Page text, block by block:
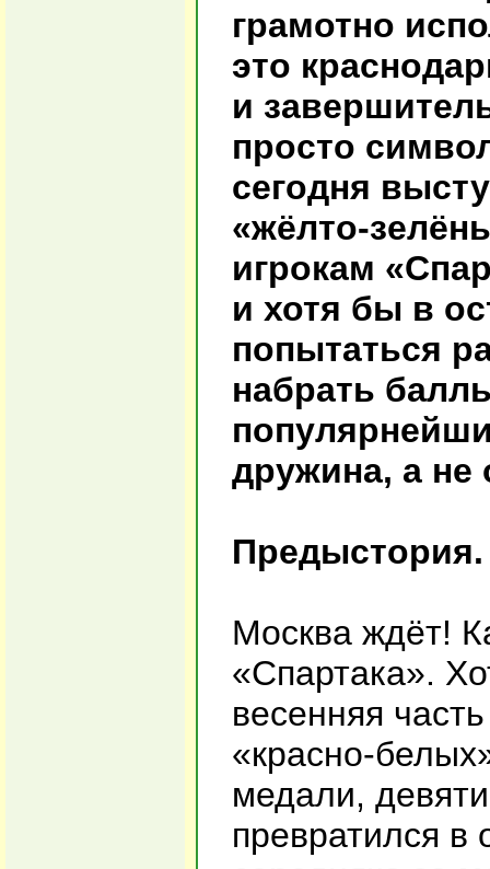
грамотно
это
и
просто
сегодня
«жёлто-
игрокам
и хотя бы в
попытаться
набрать
дружина, а не
Предыстория.
Москва ждёт!
«Спартака».
весенняя
«красно-
медали,
превратился